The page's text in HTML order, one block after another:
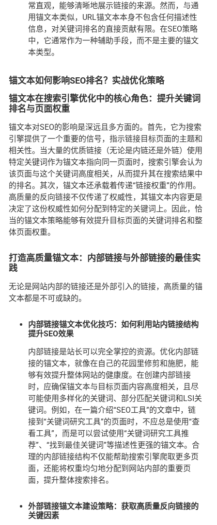
常直观，能够清晰地展示链接的来源。然而，与通
用锚文本类似，URL锚文本本身不包含任何描述性
信息，对关键词排名的直接贡献有限。在SEO策略
中，它通常作为一种辅助手段，而不是主要的锚文
本类型。
锚文本如何影响SEO排名？实战优化策略
锚文本在搜索引擎优化中的核心角色：提升关键词
排名与页面权重
锚文本对SEO的影响是深远且多方面的。首先，它为搜索
引擎提供了一个重要的信号，指示链接目标页面的主题和
相关性。当大量的优质链接（无论是内链还是外链）使用
特定关键词作为锚文本指向同一页面时，搜索引擎会认为
该页面与这个关键词高度相关，从而提升其在搜索结果中
的排名。其次，锚文本还承载着传递“链接权重”的作用。
高质量的反向链接不仅传递了权威性，其锚文本内容更是
决定了这份权威性如何分配到特定的关键词上。因此，恰
当的锚文本策略能够有效提升目标页面的关键词排名和整
体页面权重。
打造高质量锚文本：内部链接与外部链接的最佳实
践
无论是网站内部的链接还是外部引入的链接，高质量的锚
文本都是不可或缺的。
内部链接锚文本优化技巧：如何利用站内链接结构
提升SEO效果
内部链接是站长可以完全掌控的资源。优化内部链
接的锚文本，就像在自己的花园里修剪和施肥，能
够有效提升整体网站的健康度。在创建内部链接
时，应确保锚文本与目标页面内容高度相关，且尽
可能使用多样化的关键词、部分匹配关键词和LSI关
键词。例如，在一篇介绍“SEO工具”的文章中，链
接到“关键词研究工具”的页面时，不应总是使用“查
看工具”，而是可以尝试使用“关键词研究工具推
荐”、“找到最佳关键词”等描述性更强的锚文本。合
理的内部链接结构不仅能帮助搜索引擎爬取更多页
面，还能将权重均匀地分配到网站内部的重要页
面，提升整体搜索排名。
外部链接锚文本建设策略：获取高质量反向链接的
关键因素